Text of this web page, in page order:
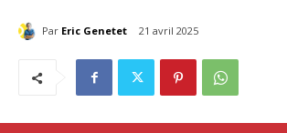
Par Eric Genetet 21 avril 2025